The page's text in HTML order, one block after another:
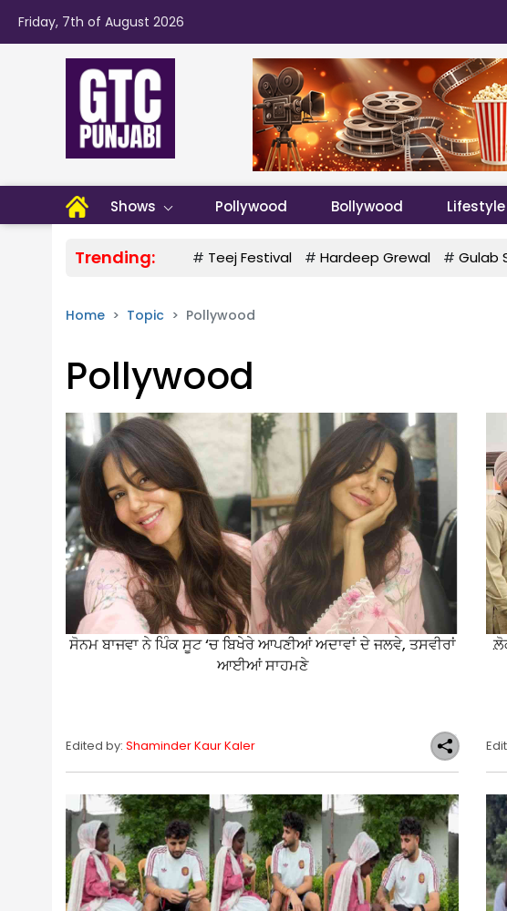
Friday, 7th of August 2026
Shows Pollywood Bollywood Lifestyle
Trending: # Teej Festival # Hardeep Grewal # Gulab
Home Topic Pollywood
Pollywood
ਸੋਨਮ ਬਾਜਵਾ ਨੇ ਪਿੰਕ ਸੂਟ ‘ਚ ਬਿਖੇਰੇ ਆਪਣੀਆਂ ਅਦਾਵਾਂ ਦੇ ਜਲਵੇ, ਤਸਵੀਰਾਂ
ਆਈਆਂ ਸਾਹਮਣੇ
Edited by: Shaminder Kaur Kaler